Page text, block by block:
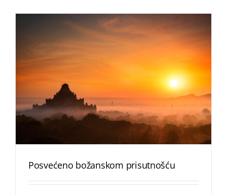
Posvećeno božanskom prisutnošću